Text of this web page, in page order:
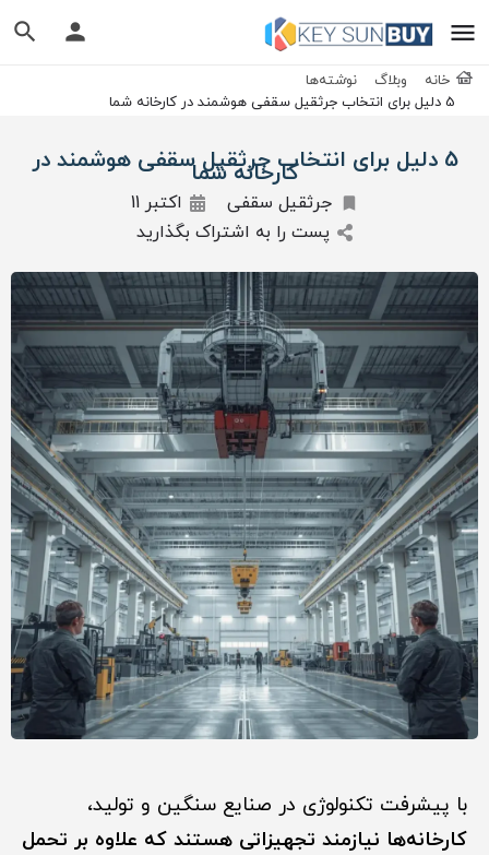
خانه وبلاگ
نوشته‌ها
5 دلیل برای انتخاب جرثقیل سقفی هوشمند در کارخانه شما
5 دلیل برای انتخاب جرثقیل سقفی هوشمند در
کارخانه شما
جرثقیل سقفی
اکتبر 11
پست را به اشتراک بگذارید
با پیشرفت تکنولوژی در صنایع سنگین و تولید،
کارخانه‌ها نیازمند تجهیزاتی هستند که علاوه بر تحمل